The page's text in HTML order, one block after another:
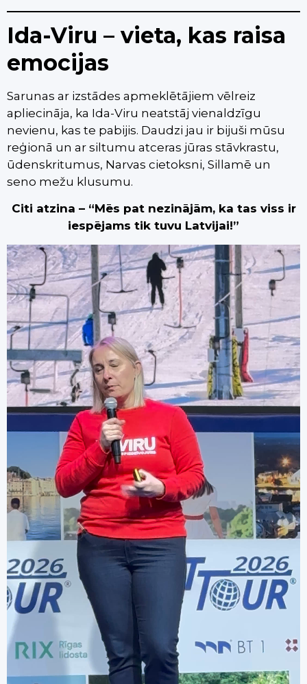
Ida-Viru – vieta, kas raisa
emocijas
Sarunas ar izstādes apmeklētājiem vēlreiz
apliecināja, ka Ida-Viru neatstāj vienaldzīgu
nevienu, kas te pabijis. Daudzi jau ir bijuši mūsu
reģionā un ar siltumu atceras jūras stāvkrastu,
ūdenskritumus, Narvas cietoksni, Sillamē un
seno mežu klusumu.
Citi atzina – “Mēs pat nezinājām, ka tas viss ir
iespējams tik tuvu Latvijai!”